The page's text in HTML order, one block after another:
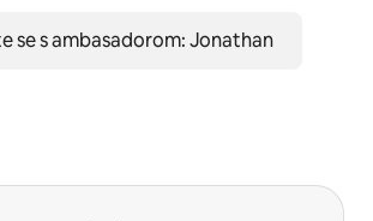
se s ambasadorom: Jonathan